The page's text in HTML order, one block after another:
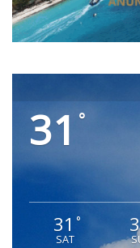
31 °
31 °
SAT